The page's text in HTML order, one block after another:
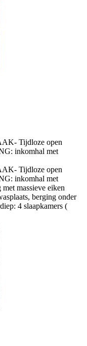
Tijdloze open
inkomhal met
Tijdloze open
inkomhal met
massieve eiken
berging onder
4 slaapkamers (